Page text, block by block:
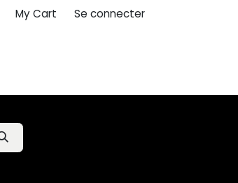
My Cart Se connecter